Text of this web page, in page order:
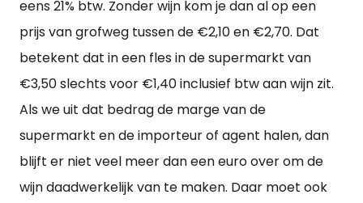
eens 21% btw. Zonder wijn kom je dan al op een
prijs van grofweg tussen de €2,10 en €2,70. Dat
betekent dat in een fles in de supermarkt van
€3,50 slechts voor €1,40 inclusief btw aan wijn zit.
Als we uit dat bedrag de marge van de
supermarkt en de importeur of agent halen, dan
blijft er niet veel meer dan een euro over om de
wijn daadwerkelijk van te maken. Daar moet ook